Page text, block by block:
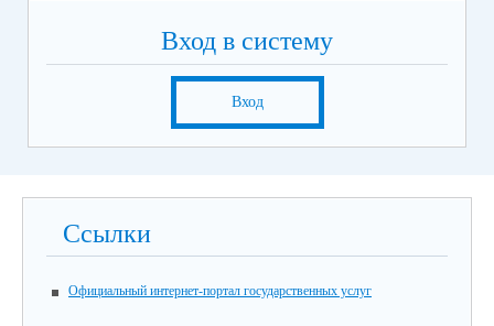
Вход в систему
Вход
Ссылки
Официальный интернет-портал государственных услуг